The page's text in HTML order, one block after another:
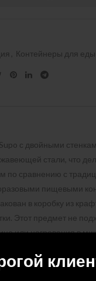
Контейнеры для еды
с двойными
стали, что
по сравнению с
пищевыми
в коробку из
Этот предмет не
или нагревания в